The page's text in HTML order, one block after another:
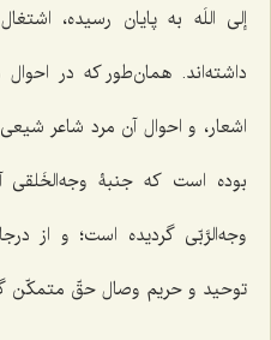
إلی اللَه به پایان رسیده،
داشته‌اند. همان‌طور که در
اشعار، و احوال آن مرد شاعر
بوده است که جنبۀ وجه‌الخَلقی
وجه‌الرَّبّی گردیده است؛ و از
توحید و حریم وصال حقّ متمکّن